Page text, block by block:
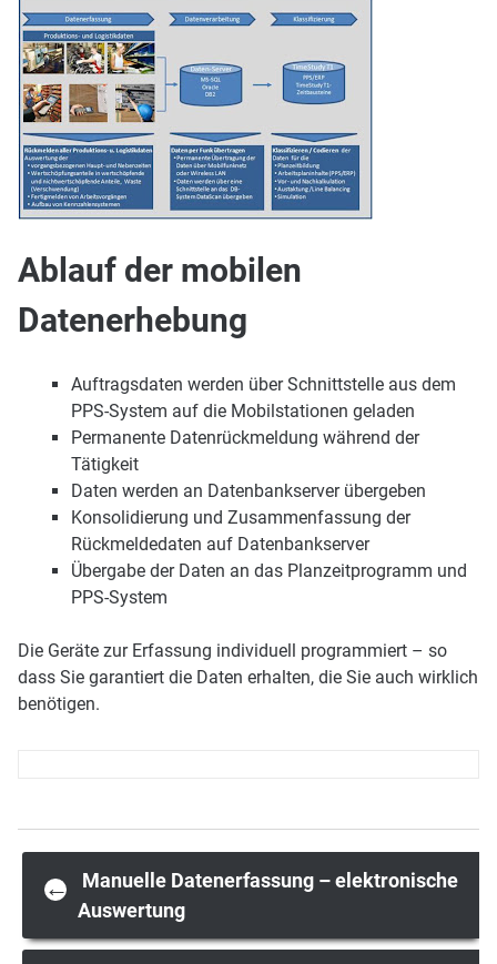
Ablauf der mobilen
Datenerhebung
Auftragsdaten werden über Schnittstelle aus dem
PPS-System auf die Mobilstationen geladen
Permanente Datenrückmeldung während der
Tätigkeit
Daten werden an Datenbankserver übergeben
Konsolidierung und Zusammenfassung der
Rückmeldedaten auf Datenbankserver
Übergabe der Daten an das Planzeitprogramm und
PPS-System
Die Geräte zur Erfassung individuell programmiert – so
dass Sie garantiert die Daten erhalten, die Sie auch wirklich
benötigen.
Post
←
Manuelle Datenerfassung – elektronische
Auswertung